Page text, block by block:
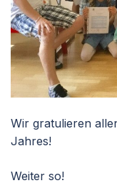
Wir gratulieren
Jahres!
Weiter so!